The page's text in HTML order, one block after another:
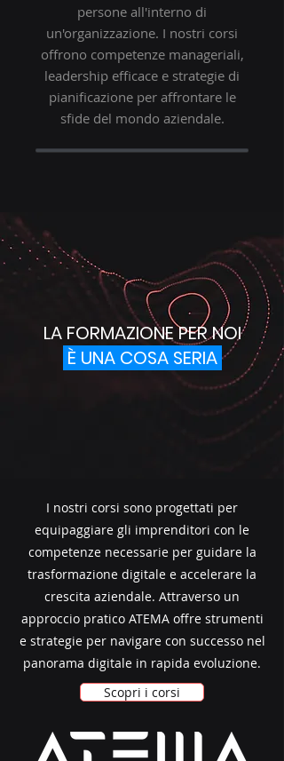
persone all'interno di
un'organizzazione. I nostri corsi
offrono competenze manageriali,
leadership efficace e strategie di
pianificazione per affrontare le
sfide del mondo aziendale.
LA FORMAZIONE PER NOI
È UNA COSA SERIA
I nostri corsi sono progettati per
equipaggiare gli imprenditori con le
competenze necessarie per guidare la
trasformazione digitale e accelerare la
crescita aziendale. Attraverso un
approccio pratico ATEMA offre strumenti
e strategie per navigare con successo nel
panorama digitale in rapida evoluzione.
Scopri i corsi